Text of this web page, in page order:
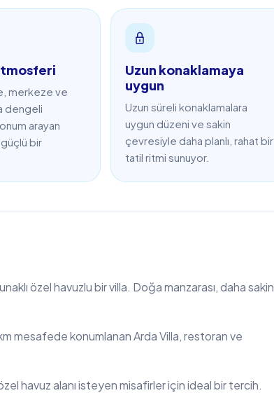
merkeze ve
dengeli
arayan
bir
Uzun konaklamaya
uygun
Uzun süreli konaklamalara
uygun düzeni ve sakin
çevresiyle daha planlı, rahat bir
tatil ritmi sunuyor.
özel havuzlu bir villa. Doğa manzarası, daha sakin
mesafede konumlanan Arda Villa, restoran ve
havuz alanı isteyen misafirler için ideal bir tercih.